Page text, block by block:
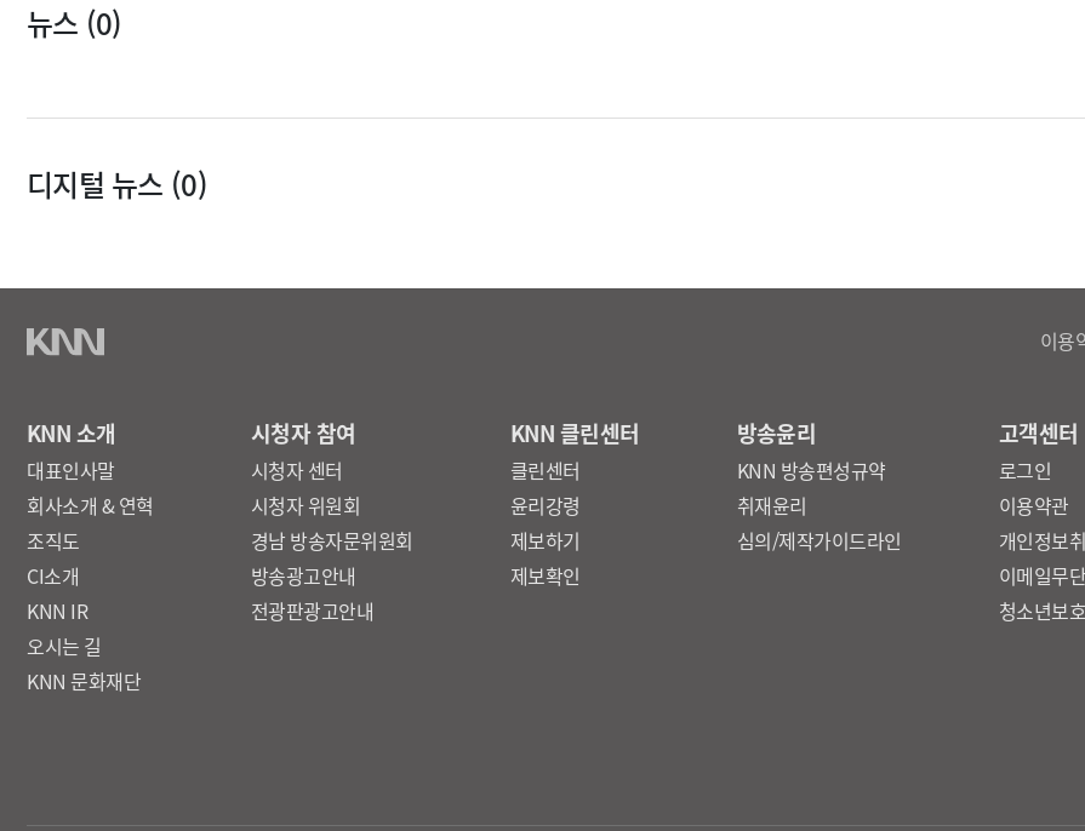
뉴스 (0)
디지털 뉴스 (0)
이용
KNN 소개
대표인사말
회사소개 & 연혁
조직도
CI소개
KNN IR
오시는 길
KNN 문화재단
시청자 참여
시청자 센터
시청자 위원회
경남 방송자문위원회
방송광고안내
전광판광고안내
KNN 클린센터
클린센터
윤리강령
제보하기
제보확인
방송윤리
KNN 방송편성규약
취재윤리
심의/제작가이드라인
고객센터
로그인
이용약관
개인정보
이메일무
청소년보